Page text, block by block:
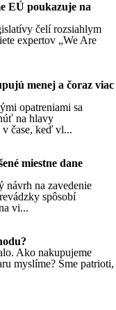
EÚ poukazuje na
čelí rozsiahlym
expertov „We Are
menej a čoraz viac
opatreniami sa
na hlavy
čase, keď vl...
miestne dane
návrh na zavedenie
spôsobí
vi...
Ako nakupujeme
myslíme? Sme patrioti,